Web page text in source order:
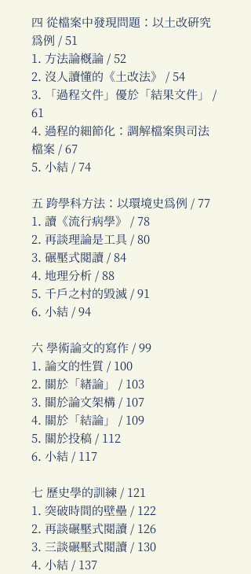
四 從檔案中發現問題：以土改研究
為例 / 51
1. 方法論概論 / 52
2. 沒人讀懂的《土改法》 / 54
3. 「過程文件」優於「結果文件」 /
61
4. 過程的細節化：調解檔案與司法
檔案 / 67
5. 小結 / 74
五 跨學科方法：以環境史為例 / 77
1. 讀《流行病學》 / 78
2. 再談理論是工具 / 80
3. 碾壓式閱讀 / 84
4. 地理分析 / 88
5. 千戶之村的毀滅 / 91
6. 小結 / 94
六 學術論文的寫作 / 99
1. 論文的性質 / 100
2. 關於「緒論」 / 103
3. 關於論文架構 / 107
4. 關於「結論」 / 109
5. 關於投稿 / 112
6. 小結 / 117
七 歷史學的訓練 / 121
1. 突破時間的壁壘 / 122
2. 再談碾壓式閱讀 / 126
3. 三談碾壓式閱讀 / 130
4. 小結 / 137